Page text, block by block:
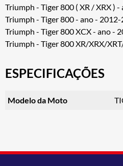
Triumph - Tiger 800 ( XR / XRX )
Triumph - Tiger 800 - ano -
Triumph - Tiger 800 XCX - ano -
Triumph - Tiger 800 XR/XRX/
ESPECIFICAÇÕES
Modelo da Moto